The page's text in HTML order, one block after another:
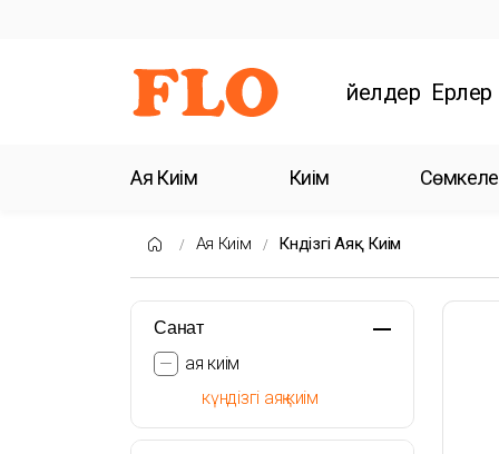
Әйелдер Ерлер
Аяқ Киім Киім
Аяқ Киім Күндізгі Аяқ Киім
Санат
аяқ киім
күндізгі аяқ киім